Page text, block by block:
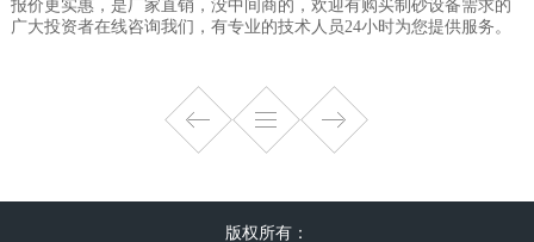
报价更实惠，是厂家直销，没中间商的，欢迎有购买制砂设备需求的
广大投资者在线咨询我们，有专业的技术人员24小时为您提供服务。
版权所有：